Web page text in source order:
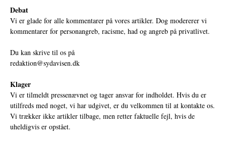
Debat
Vi er glade for alle kommentarer på vores artikler. Dog modererer vi
kommentarer for personangreb, racisme, had og angreb på privatlivet.
Du kan skrive til os på
redaktion@sydavisen.dk
Klager
Vi er tilmeldt pressenævnet og tager ansvar for indholdet. Hvis du er
utilfreds med noget, vi har udgivet, er du velkommen til at kontakte os.
Vi trækker ikke artikler tilbage, men retter faktuelle fejl, hvis de
uheldigvis er opstået.